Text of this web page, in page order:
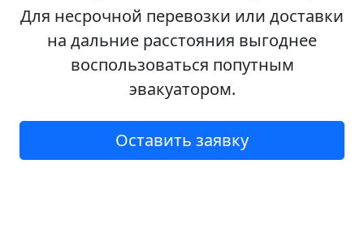
Для несрочной перевозки или доставки
на дальние расстояния выгоднее
воспользоваться попутным
эвакуатором.
Оставить заявку